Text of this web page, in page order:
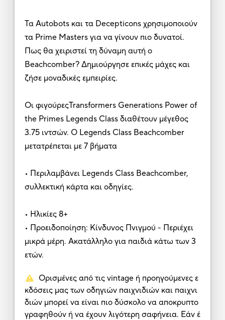
Τα Autobots και τα Decepticons χρησιμοποιούν
τα Prime Masters για να γίνουν πιο δυνατοί.
Πως θα χειριστεί τη δύναμη αυτή ο
Beachcomber? Δημιούργησε επικές μάχες και
ζήσε μοναδικές εμπειρίες.
Οι φιγούρεςTransformers Generations Power of
the Primes Legends Class διαθέτουν μέγεθος
3.75 ιντσών. Ο Legends Class Beachcomber
μετατρέπεται με 7 βήματα
• Περιλαμβάνει Legends Class Beachcomber,
συλλεκτική κάρτα και οδηγίες.
• Ηλικίες 8+
• Προειδοποίηση: Κίνδυνος Πνιγμού - Περιέχει
μικρά μέρη. Ακατάλληλο για παιδιά κάτω των 3
ετών.
Ορισμένες από τις vintage ή προηγούμενες ε
κδόσεις μας των οδηγιών παιχνιδιών και παιχνι
διών μπορεί να είναι πιο δύσκολο να αποκρυπτο
γραφηθούν ή να έχουν λιγότερη σαφήνεια. Εάν έ